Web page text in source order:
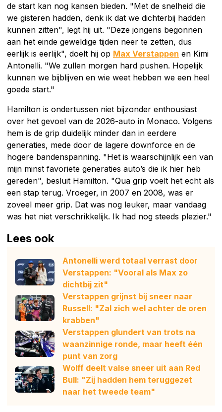
de start kan nog kansen bieden. "Met de snelheid die
we gisteren hadden, denk ik dat we dichterbij hadden
kunnen zitten", legt hij uit. "Deze jongens begonnen
aan het einde geweldige tijden neer te zetten, dus
eerlijk is eerlijk", doelt hij op Max Verstappen en Kimi
Antonelli. "We zullen morgen hard pushen. Hopelijk
kunnen we bijblijven en wie weet hebben we een heel
goede start."
Hamilton is ondertussen niet bijzonder enthousiast
over het gevoel van de 2026-auto in Monaco. Volgens
hem is de grip duidelijk minder dan in eerdere
generaties, mede door de lagere downforce en de
hogere bandenspanning. "Het is waarschijnlijk een van
mijn minst favoriete generaties auto’s die ik hier heb
gereden", besluit Hamilton. "Qua grip voelt het echt als
een stap terug. Vroeger, in 2007 en 2008, was er
zoveel meer grip. Dat was nog leuker, maar vandaag
was het niet verschrikkelijk. Ik had nog steeds plezier."
Lees ook
Antonelli werd totaal verrast door
Verstappen: "Vooral als Max zo
dichtbij zit"
Verstappen grijnst bij sneer naar
Russell: "Zal zich wel achter de oren
krabben"
Verstappen glundert van trots na
waanzinnige ronde, maar heeft één
punt van zorg
Wolff deelt valse sneer uit aan Red
Bull: "Zij hadden hem teruggezet
naar het tweede team"